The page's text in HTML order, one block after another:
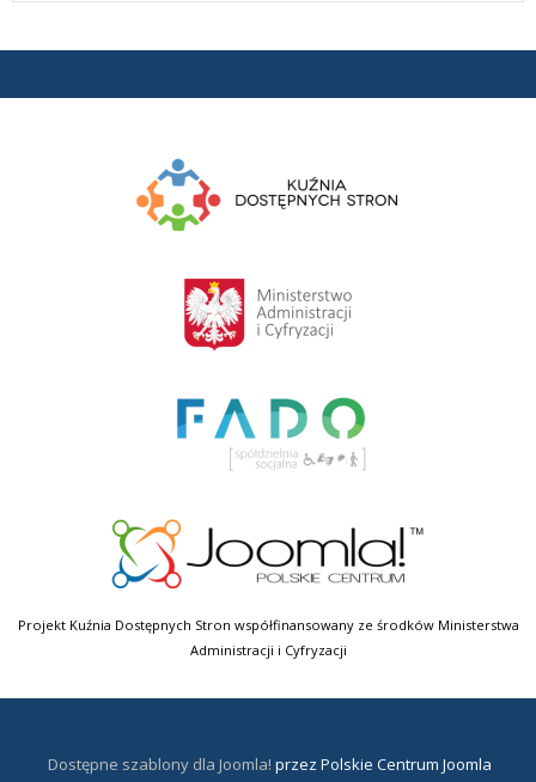
Projekt Kuźnia Dostępnych Stron współfinansowany ze środków Ministerstwa
Administracji i Cyfryzacji
Dostępne szablony dla Joomla! przez Polskie Centrum Joomla